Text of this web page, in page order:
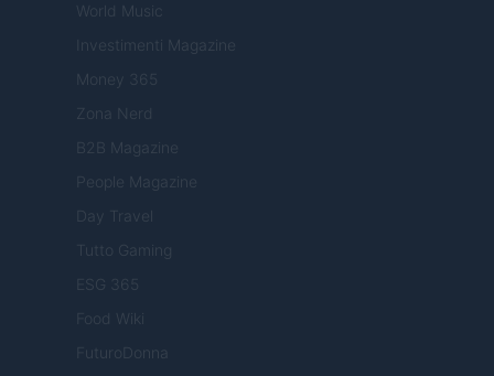
World Music
Investimenti Magazine
Money 365
Zona Nerd
B2B Magazine
People Magazine
Day Travel
Tutto Gaming
ESG 365
Food Wiki
FuturoDonna